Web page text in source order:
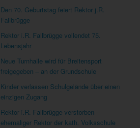
Den 70. Geburtstag feiert Rektor j.R.
Fallbrügge
Rektor i.R. Fallbrügge vollendet 75.
Lebensjahr
Neue Turnhalle wird für Breitensport
freigegeben – an der Grundschule
Kinder verlassen Schulgelände über einen
einzigen Zugang
Rektor i.R. Fallbrügge verstorben –
ehemaliger Rektor der kath. Volksschule